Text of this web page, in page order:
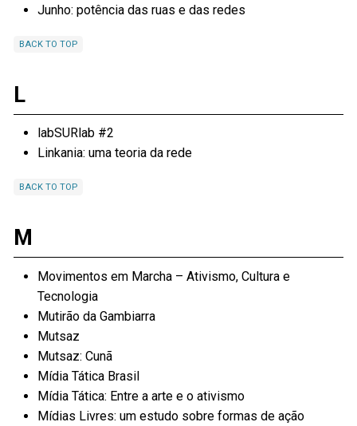
Junho: potência das ruas e das redes
BACK TO TOP
L
labSURlab #2
Linkania: uma teoria da rede
BACK TO TOP
M
Movimentos em Marcha – Ativismo, Cultura e
Tecnologia
Mutirão da Gambiarra
Mutsaz
Mutsaz: Cunã
Mídia Tática Brasil
Mídia Tática: Entre a arte e o ativismo
Mídias Livres: um estudo sobre formas de ação